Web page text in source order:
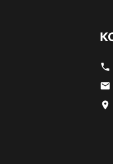
phone
email
location_on